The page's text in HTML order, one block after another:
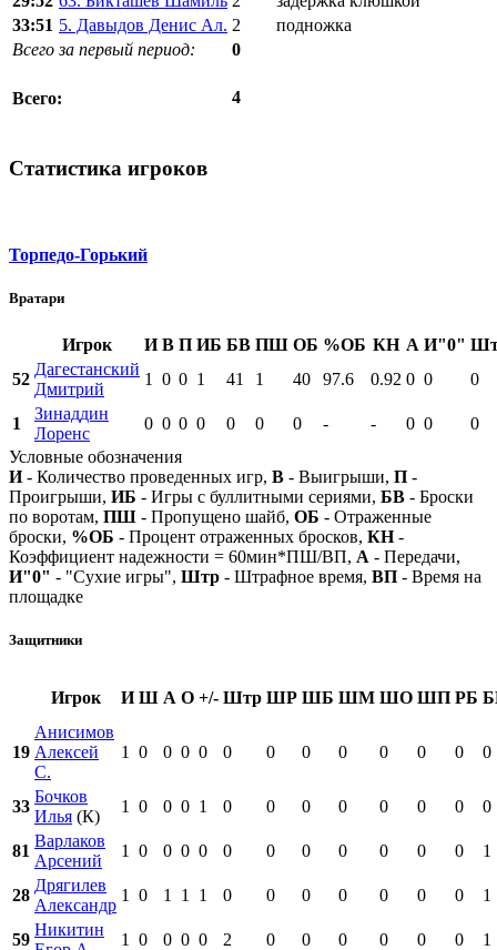
33:51 5. Давыдов Денис Ал. 2
подножка
Всего за первый период:
0
Всего: 4
Статистика игроков
Торпедо-Горький
Вратари
Игрок И В П ИБ БВ ПШ ОБ %ОБ КН А И"0"
52
Дагестанский
Дмитрий
1 0 0 1 41 1 40 97.6 0.92 0 0 0
1
Зинаддин
Лоренс
0 0 0 0 0 0 0 - - 0 0
0
Условные обозначения
И- Количество проведенных игр, В - Выигрыши, П -
Проигрыши, ИБ - Игры с буллитными сериями, БВ - Броски
по воротам, ПШ - Пропущено шайб, ОБ - Отраженные
броски, %ОБ - Процент отраженных бросков, КН-
Коэффициент надежности = 60мин*ПШ/ВП, А - Передачи,
И"0" - "Сухие игры", Штр - Штрафное время, ВП - Время на
площадке
Защитники
Игрок И Ш А О +/- Штр ШР ШБ ШМ ШО ШП РБ
19
Анисимов
Алексей
С.
1 0 0 0 0 0 0 0 0 0 0 0 0
33
Бочков
Илья (К)
1 0 0 0 1 0 0 0 0 0 0 0 0
81
Варлаков
Арсений
1 0 0 0 0 0 0 0 0 0 0 0 1
28
Дрягилев
Александр
1 0 1 1 1 0 0 0 0 0 0 0 1
59
Никитин
1 0 0 0 0 2 0 0 0 0 0 0 1